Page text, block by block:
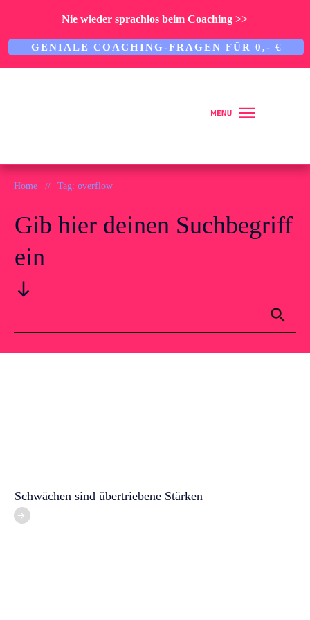
Nie wieder sprachlos beim Coaching >>
GENIALE COACHING-FRAGEN FÜR 0,- €
Home
Über mich
Home // Tag: overflow
Gib hier deinen Suchbegriff
ein
Schwächen sind übertriebene Stärken